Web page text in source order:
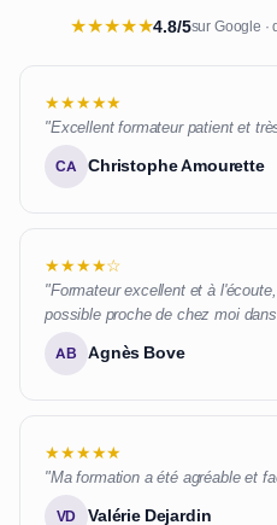
★★★★★4.8/5sur Google ·
★★★★★
"Excellent formateur patient et
CA Christophe Amourette
★★★★☆
"Formateur excellent et à
possible proche de chez moi
AB Agnès Bove
★★★★★
"Ma formation a été agréable et
VD Valérie Dejardin